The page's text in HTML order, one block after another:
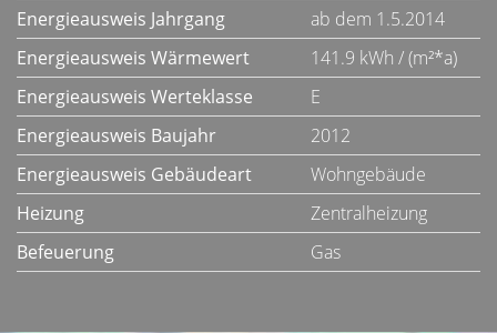
Energieausweis Jahrgang
ab dem 1.5.2014
Energieausweis Wärmewert
141.9 kWh / (m²*a)
Energieausweis Werteklasse
E
Energieausweis Baujahr
2012
Energieausweis Gebäudeart
Wohngebäude
Heizung
Zentralheizung
Befeuerung
Gas